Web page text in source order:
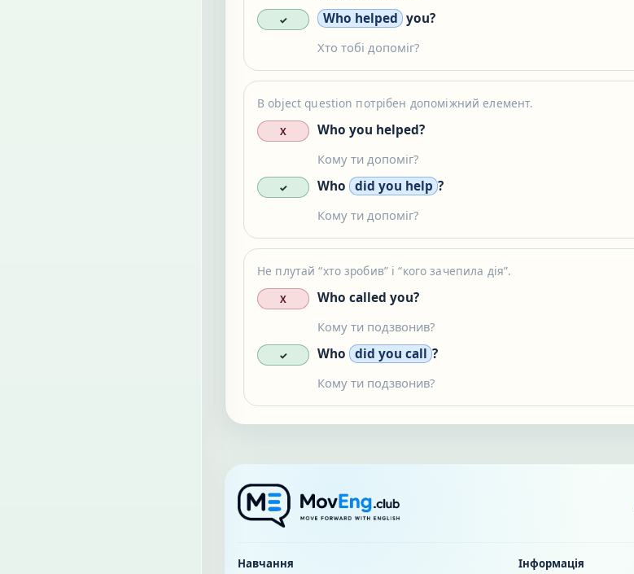
✓ Who helped you?
Хто тобі допоміг?
В object question потрібен допоміжний елемент.
X Who you helped?
Кому ти допоміг?
✓ Who did you help ?
Кому ти допоміг?
Не плутай “хто зробив” і “кого зачепила дія”.
X Who called you?
Кому ти подзвонив?
✓ Who did you call ?
Кому ти подзвонив?
Навчання Інформація